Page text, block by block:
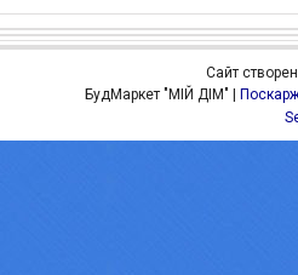
Сайт